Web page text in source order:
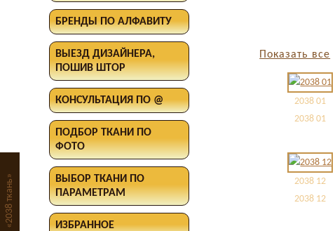
«2038 ткань»
БРЕНДЫ ПО АЛФАВИТУ
ВЫЕЗД ДИЗАЙНЕРА,
ПОШИВ ШТОР
КОНСУЛЬТАЦИЯ ПО @
ПОДБОР ТКАНИ ПО
ФОТО
ВЫБОР ТКАНИ ПО
ПАРАМЕТРАМ
ИЗБРАННОЕ
Показать все
2038 01
2038 01
2038 12
2038 12